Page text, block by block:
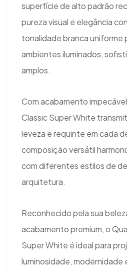
superfície de alto padrão
pureza visual e elegância
tonalidade branca uniforme
ambientes iluminados,
amplos.
Com acabamento
Classic Super White
leveza e requinte em cada
composição versátil
com diferentes estilos de
arquitetura.
Reconhecido pela sua
acabamento premium, o
Super White é ideal para
luminosidade, modernidade